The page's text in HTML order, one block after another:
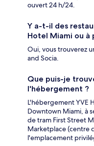
ouvert 24 h/24.
Y a-t-il des
Hotel Miami ou à
Oui, vous trouverez
and Socia.
Que puis-je
l'hébergement ?
L'hébergement YVE
Downtown Miami, à
de tram First Street
Marketplace (centre
l'emplacement